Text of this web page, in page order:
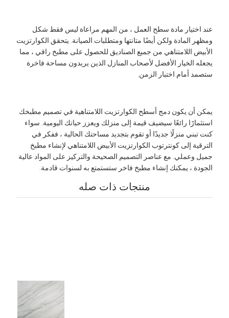
عند اختيار مادة سطح العمل ، من المهم مراعاة ليس فقط شكل
ومظهر المادة ولكن أيضًا متانتها ومتطلبات الصيانة. يتحقق الكوارتزيت
الأبيض اللامتناهي من جميع الصناديق للحصول على مطبخ راقي ، مما
يجعله الخيار الأفضل لأصحاب المنازل الذين يريدون مساحة فاخرة
ستصمد أمام اختبار الزمن.
يمكن أن يكون دمج أسطح الكوارتزيت اللامتناهية في تصميم مطبخك
استثمارًا رائعًا سيضيف قيمة إلى منزلك ويعزز حياتك اليومية. سواء
كنت تبني منزلًا جديدًا أو تقوم بتجديد مساحتك الحالية ، ففكر في
الترقية إلى كونترتوب الكوارتزيت الأبيض اللامتناهي لإنشاء مطبخ
جميل وعملي. مع عناصر التصميم الصحيحة والتركيز على المواد عالية
الجودة ، يمكنك إنشاء مطبخ فاخر ستستمتع به لسنوات قادمة.
منتجات ذات صله